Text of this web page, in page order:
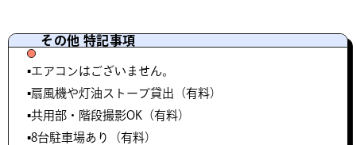
その他 特記事項
▪️エアコンはございません。
▪️扇風機や灯油ストーブ貸出（有料）
▪️共用部・階段撮影OK（有料）
▪️8台駐車場あり（有料）